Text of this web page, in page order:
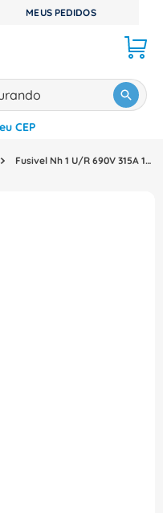
MEUS PEDIDOS
CEP
Fusivel Nh 1 U/R 690V 315A 100KA FNH1315KA Weg